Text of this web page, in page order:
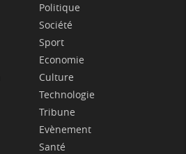
Politique
Société
Sport
Economie
Culture
Technologie
Tribune
Evènement
Santé